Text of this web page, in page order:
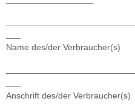
Name des/der Verbraucher(s)
Anschrift des/der Verbraucher(s)